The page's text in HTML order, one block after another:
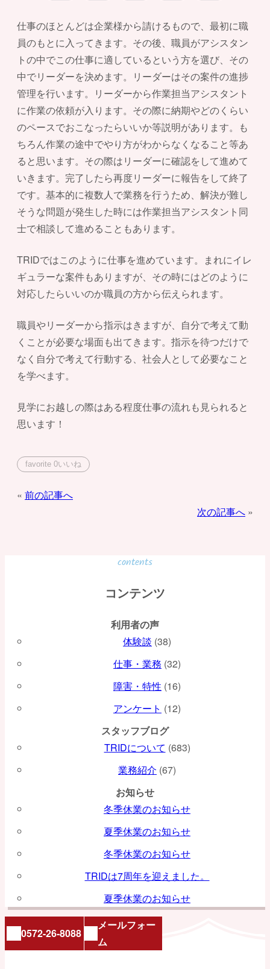
仕事のほとんどは企業様から請けるもので、最初に職
員のもとに入ってきます。その後、職員がアシスタン
トの中でこの仕事に適しているという方を選び、その
中でリーダーを決めます。リーダーはその案件の進捗
管理を行います。リーダーから作業担当アシスタント
に作業の依頼が入ります。その際に納期やどのくらい
のペースでおこなったらいいか等説明があります。も
ちろん作業の途中でやり方がわからなくなること等あ
ると思います。その際はリーダーに確認をして進めて
いきます。完了したら再度リーダーに報告をして終了
です。基本的に複数人で業務を行うため、解決が難し
そうな問題が発生した時には作業担当アシスタント同
士で相談して進めることもあります。
TRIDではこのように仕事を進めています。まれにイレ
ギュラーな案件もありますが、その時にはどのように
対応したらいいのか職員の方から伝えられます。
職員やリーダーから指示はきますが、自分で考えて動
くことが必要な場面も出てきます。指示を待つだけで
なく自分で考えて行動する、社会人として必要なこと
を学べます。
見学にお越しの際はある程度仕事の流れも見られると
思います！
favorite 0いいね
投
ョ
ン
前の記事へ
次の記事へ
contents
コンテンツ
利用者の声
体験談 (38)
仕事・業務 (32)
障害・特性 (16)
アンケート (12)
スタッフブログ
TRIDについて (683)
業務紹介 (67)
お知らせ
冬季休業のお知らせ
夏季休業のお知らせ
冬季休業のお知らせ
TRIDは7周年を迎えました。
夏季休業のお知らせ
0572-26-8088
メールフォー
ム